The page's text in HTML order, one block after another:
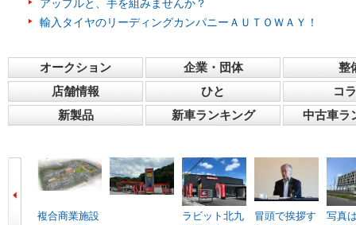
アップルと、手を組みませんか？
輸入タイヤのリーディングカンパニーＡＵＴＯＷＡＹ！
オークション 企業・団体
整
店舗情報
ひと
コ
新製品
新車ランキング 中古車ラ
複合商業施設
ラビット北九
冒頭で挨拶す
写真